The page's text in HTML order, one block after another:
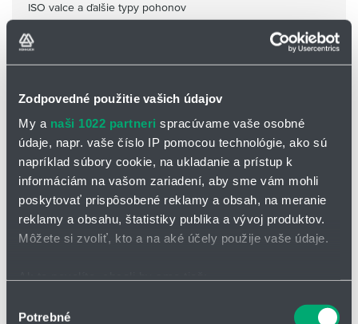
Zodpovedné použitie vašich údajov
My a naši 1022 partneri spracúvame vaše osobné
údaje, napr. vaše číslo IP pomocou technológie, ako sú
napríklad súbory cookie, na ukladanie a prístup k
informáciám na vašom zariadení, aby sme vám mohli
poskytovať prispôsobené reklamy a obsah, na meranie
reklamy a obsahu, štatistiky publika a vývoj produktov.
Môžete si zvoliť, kto a na aké účely použije vaše údaje.
polohe s presnosťou na niekoľko metrov
súhlasu
Potrebné
ISO valce a ďalšie typy pohonov
Podkategórie
Ventily a rozvádzače